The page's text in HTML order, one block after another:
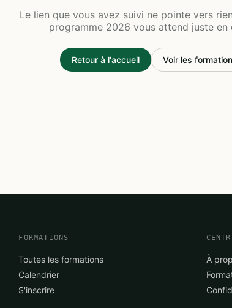
Le lien que vous avez suivi ne pointe vers
programme 2026 vous attend juste en
Retour à l'accueil Voir les
FORMATIONS
Toutes les formations
Calendrier
S'inscrire
À